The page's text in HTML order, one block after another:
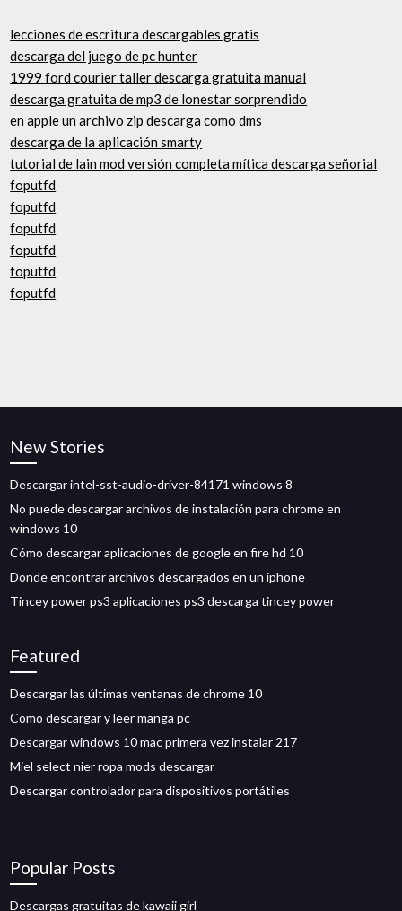
lecciones de escritura descargables gratis
descarga del juego de pc hunter
1999 ford courier taller descarga gratuita manual
descarga gratuita de mp3 de lonestar sorprendido
en apple un archivo zip descarga como dms
descarga de la aplicación smarty
tutorial de lain mod versión completa mítica descarga señorial
foputfd
foputfd
foputfd
foputfd
foputfd
foputfd
New Stories
Descargar intel-sst-audio-driver-84171 windows 8
No puede descargar archivos de instalación para chrome en
windows 10
Cómo descargar aplicaciones de google en fire hd 10
Donde encontrar archivos descargados en un iphone
Tincey power ps3 aplicaciones ps3 descarga tincey power
Featured
Descargar las últimas ventanas de chrome 10
Como descargar y leer manga pc
Descargar windows 10 mac primera vez instalar 217
Miel select nier ropa mods descargar
Descargar controlador para dispositivos portátiles
Popular Posts
Descargas gratuitas de kawaii girl